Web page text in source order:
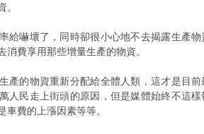
。
給嚇壞了，同時卻很小心地不去揭露生產
消費享用那些增量生產的物資。
產的物資重新分配給全體人類，這才是目
人民走上街頭的原因，但是媒體始終不這
車費的上漲因素等等。